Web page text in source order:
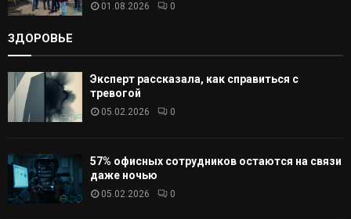
01.08.2026 0
ЗДОРОВЬЕ
Эксперт рассказала, как справиться с
тревогой
05.02.2026 0
57% офисных сотрудников остаются на связи
даже ночью
05.02.2026 0